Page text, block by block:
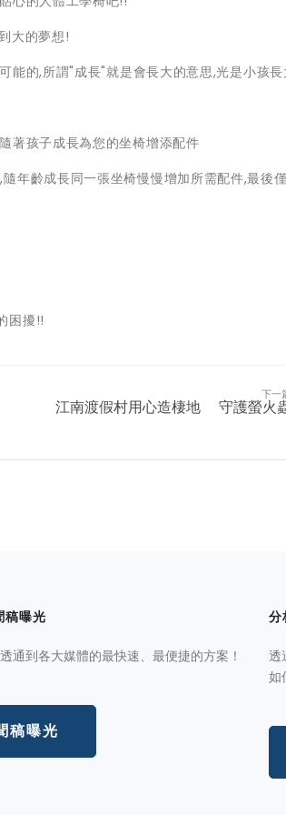
大的夢想!
能的,所謂"成長"就是會長大的意思,光是小孩長
著孩子成長為您的坐椅增添配件
年齡成長同一張坐椅慢慢增加所需配件,最後僅
困擾!!
下一
江南渡假村用心造棲地 守護螢火
稿曝光
通到各大媒體的最快速、最便捷的方案！
稿曝光
分
透
如